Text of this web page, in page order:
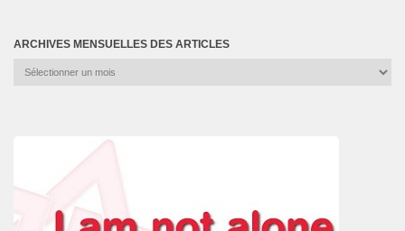
ARCHIVES MENSUELLES DES ARTICLES
Archives